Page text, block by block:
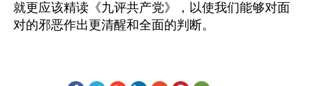
就更应该精读《九评共产党》，以使我们能够对面